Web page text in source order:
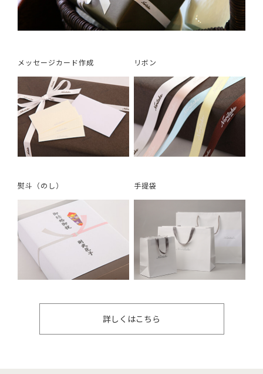
メッセージカード作成 リボン
熨斗（のし） 手提袋
詳しくはこちら